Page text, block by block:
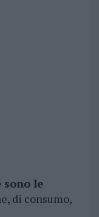
le
di consumo,